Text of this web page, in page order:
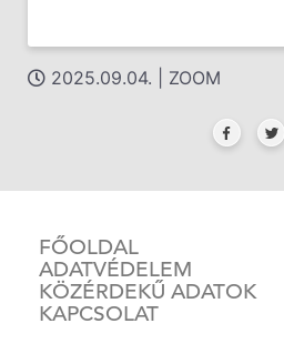
2025.09.04. | ZOOM
FŐOLDAL
ADATVÉDELEM
KÖZÉRDEKŰ ADATOK
KAPCSOLAT